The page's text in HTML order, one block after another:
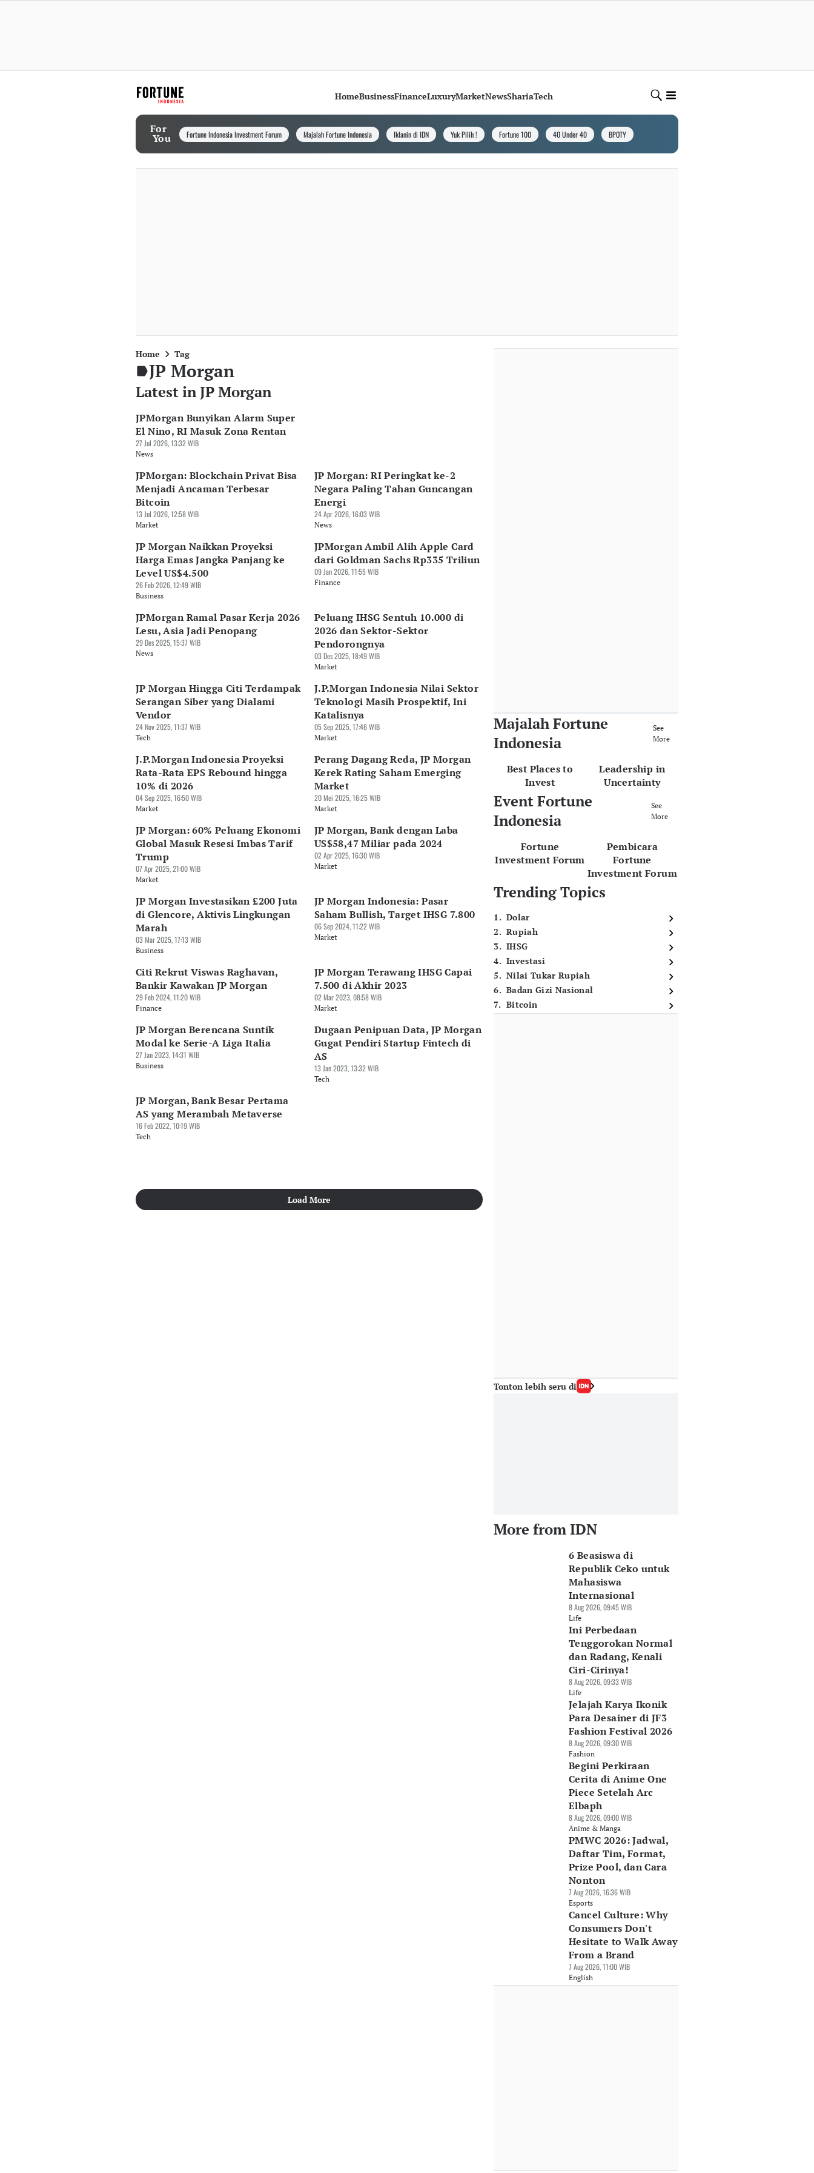
HomeBusinessFinanceLuxuryMarketNewsShariaTech
For
You Fortune Indonesia Investment Forum Majalah Fortune Indonesia Iklanin di IDN Yuk Pilih ! Fortune 100 40 Under 40 BPOTY
Home Tag
JP Morgan
Latest in JP Morgan
JPMorgan Bunyikan Alarm Super
El Nino, RI Masuk Zona Rentan
27 Jul 2026, 13:32 WIB
News
JPMorgan: Blockchain Privat Bisa
Menjadi Ancaman Terbesar
Bitcoin
13 Jul 2026, 12:58 WIB
Market
JP Morgan: RI Peringkat ke-2
Negara Paling Tahan Guncangan
Energi
24 Apr 2026, 16:03 WIB
News
JP Morgan Naikkan Proyeksi
Harga Emas Jangka Panjang ke
Level US$4.500
26 Feb 2026, 12:49 WIB
Business
JPMorgan Ambil Alih Apple Card
dari Goldman Sachs Rp335 Triliun
09 Jan 2026, 11:55 WIB
Finance
JPMorgan Ramal Pasar Kerja 2026
Lesu, Asia Jadi Penopang
29 Des 2025, 15:37 WIB
News
Peluang IHSG Sentuh 10.000 di
2026 dan Sektor-Sektor
Pendorongnya
03 Des 2025, 18:49 WIB
Market
JP Morgan Hingga Citi Terdampak
Serangan Siber yang Dialami
Vendor
24 Nov 2025, 11:37 WIB
Tech
J.P.Morgan Indonesia Nilai Sektor
Teknologi Masih Prospektif, Ini
Katalisnya
05 Sep 2025, 17:46 WIB
Market
J.P.Morgan Indonesia Proyeksi
Rata-Rata EPS Rebound hingga
10% di 2026
04 Sep 2025, 16:50 WIB
Market
Perang Dagang Reda, JP Morgan
Kerek Rating Saham Emerging
Market
20 Mei 2025, 16:25 WIB
Market
JP Morgan: 60% Peluang Ekonomi
Global Masuk Resesi Imbas Tarif
Trump
07 Apr 2025, 21:00 WIB
Market
JP Morgan, Bank dengan Laba
US$58,47 Miliar pada 2024
02 Apr 2025, 16:30 WIB
Market
JP Morgan Investasikan £200 Juta
di Glencore, Aktivis Lingkungan
Marah
03 Mar 2025, 17:13 WIB
Business
JP Morgan Indonesia: Pasar
Saham Bullish, Target IHSG 7.800
06 Sep 2024, 11:22 WIB
Market
Citi Rekrut Viswas Raghavan,
Bankir Kawakan JP Morgan
29 Feb 2024, 11:20 WIB
Finance
JP Morgan Terawang IHSG Capai
7.500 di Akhir 2023
02 Mar 2023, 08:58 WIB
Market
JP Morgan Berencana Suntik
Modal ke Serie-A Liga Italia
27 Jan 2023, 14:31 WIB
Business
Dugaan Penipuan Data, JP Morgan
Gugat Pendiri Startup Fintech di
AS
13 Jan 2023, 13:32 WIB
Tech
JP Morgan, Bank Besar Pertama
AS yang Merambah Metaverse
16 Feb 2022, 10:19 WIB
Tech
Load More
Majalah Fortune
Indonesia
See
More
Best Places to
Invest
Leadership in
Uncertainty
Event Fortune
Indonesia
See
More
Fortune
Investment Forum
Pembicara
Fortune
Investment Forum
Trending Topics
1. Dolar
2. Rupiah
3. IHSG
4. Investasi
5. Nilai Tukar Rupiah
6. Badan Gizi Nasional
7. Bitcoin
Tonton lebih seru di
More from IDN
6 Beasiswa di
Republik Ceko untuk
Mahasiswa
Internasional
8 Aug 2026, 09:45 WIB
Life
Ini Perbedaan
Tenggorokan Normal
dan Radang, Kenali
Ciri-Cirinya!
8 Aug 2026, 09:33 WIB
Life
Jelajah Karya Ikonik
Para Desainer di JF3
Fashion Festival 2026
8 Aug 2026, 09:30 WIB
Fashion
Begini Perkiraan
Cerita di Anime One
Piece Setelah Arc
Elbaph
8 Aug 2026, 09:00 WIB
Anime & Manga
PMWC 2026: Jadwal,
Daftar Tim, Format,
Prize Pool, dan Cara
Nonton
7 Aug 2026, 16:36 WIB
Esports
Cancel Culture: Why
Consumers Don't
Hesitate to Walk Away
From a Brand
7 Aug 2026, 11:00 WIB
English